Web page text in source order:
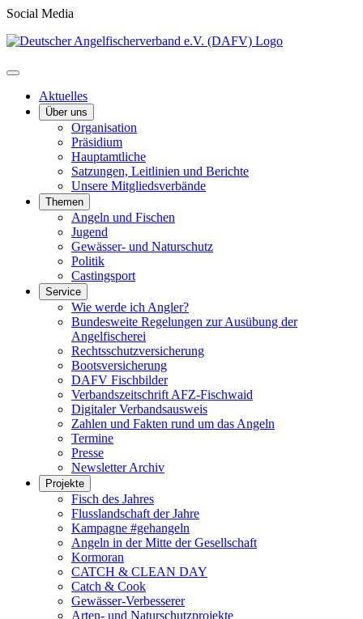
Social Media
Aktuelles
Über uns
Organisation
Präsidium
Hauptamtliche
Satzungen, Leitlinien und Berichte
Unsere Mitgliedsverbände
Themen
Angeln und Fischen
Jugend
Gewässer- und Naturschutz
Politik
Castingsport
Service
Wie werde ich Angler?
Bundesweite Regelungen zur Ausübung der
Angelfischerei
Rechtsschutzversicherung
Bootsversicherung
DAFV Fischbilder
Verbandszeitschrift AFZ-Fischwaid
Digitaler Verbandsausweis
Zahlen und Fakten rund um das Angeln
Termine
Presse
Newsletter Archiv
Projekte
Fisch des Jahres
Flusslandschaft der Jahre
Kampagne #gehangeln
Angeln in der Mitte der Gesellschaft
Kormoran
CATCH & CLEAN DAY
Catch & Cook
Gewässer-Verbesserer
Arten- und Naturschutzprojekte